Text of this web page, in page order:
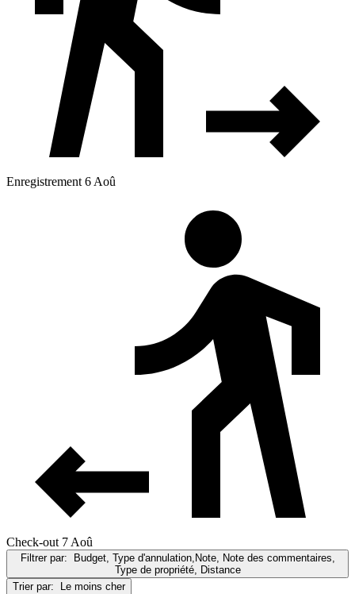
Enregistrement 6 Aoû
Check-out 7 Aoû
Filtrer par:
Budget, Type d'annulation,Note, Note des commentaires,
Type de propriété, Distance
Trier par:
Le moins cher